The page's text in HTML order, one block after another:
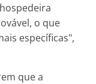
o que
específicas",
que a